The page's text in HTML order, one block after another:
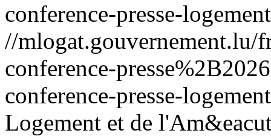
conference-presse-
//mlogat.gouvernement.lu/
conference-
conference-presse-
Logement et de